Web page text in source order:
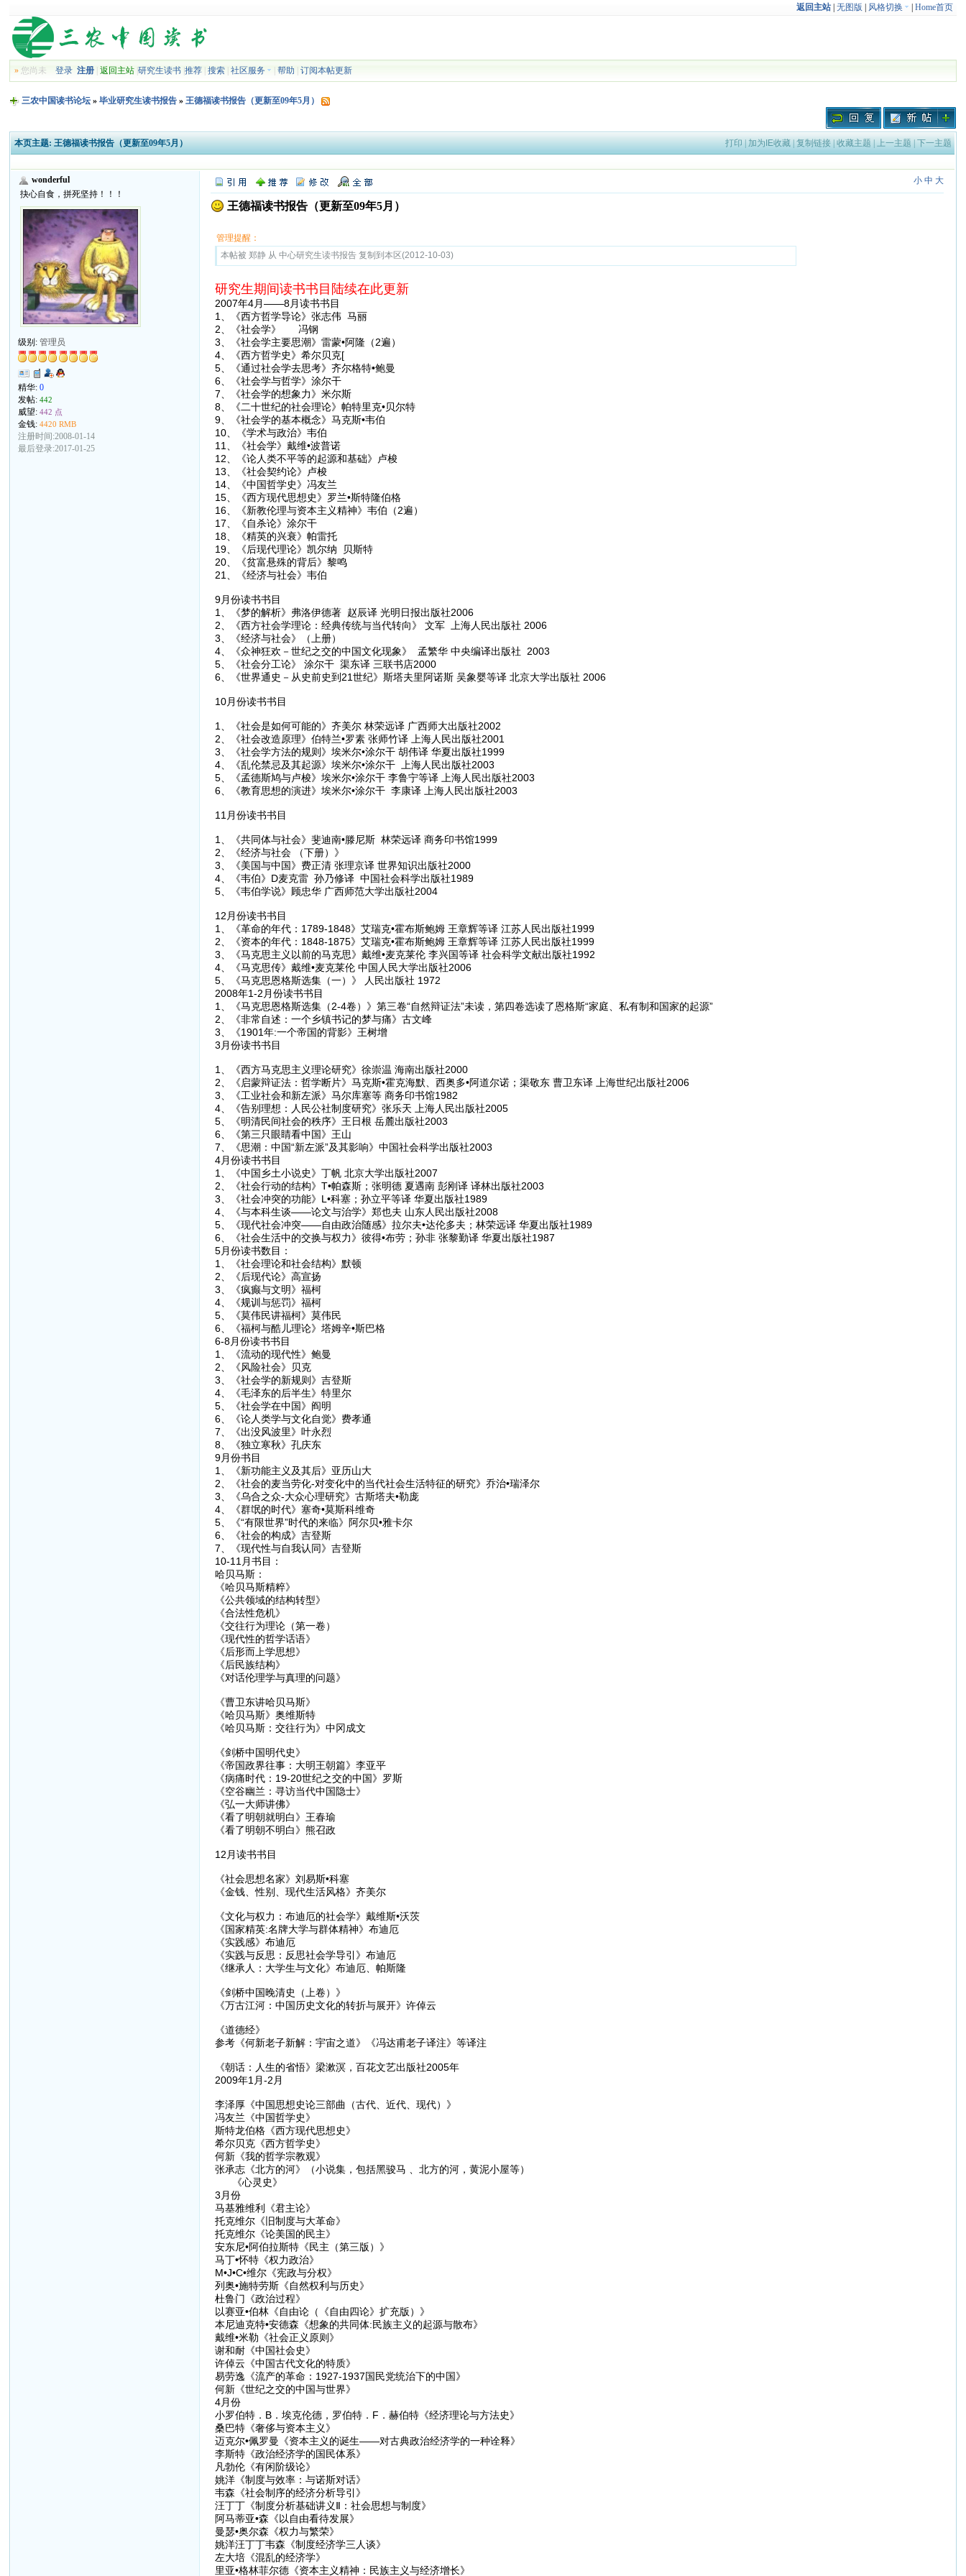
返回主站| 无图版 风格切换 Home首页
» 您尚未登录 注册 |返回主站 |研究生读书 |推荐 |搜索 |社区服务 |帮助 |订阅本帖更新
三农中国读书论坛 »毕业研究生读书报告 »王德福读书报告（更新至09年5月）
本页主题: 王德福读书报告（更新至09年5月） 打印 | 加为IE收藏| 复制链接| 收藏主题 | 上一主题 | 下一主题
wonderful
抉心自食，拼死坚持！！！
级别:管理员
精华:0
发帖:442
威望:442 点
金钱:4420 RMB
注册时间:2008-01-14
最后登录:2017-01-25
小 中 大
王德福读书报告（更新至09年5月）
管理提醒：
本帖被 郑静 从 中心研究生读书报告 复制到本区(2012-10-03)
研究生期间读书书目陆续在此更新
2007年4月——8月读书书目
1、《西方哲学导论》张志伟 马丽
2、《社会学》 冯钢
3、《社会学主要思潮》雷蒙•阿隆（2遍）
4、《西方哲学史》希尔贝克[
5、《通过社会学去思考》齐尔格特•鲍曼
6、《社会学与哲学》涂尔干
7、《社会学的想象力》米尔斯
8、《二十世纪的社会理论》帕特里克•贝尔特
9、《社会学的基本概念》马克斯•韦伯
10、《学术与政治》韦伯
11、《社会学》戴维•波普诺
12、《论人类不平等的起源和基础》卢梭
13、《社会契约论》卢梭
14、《中国哲学史》冯友兰
15、《西方现代思想史》罗兰•斯特隆伯格
16、《新教伦理与资本主义精神》韦伯（2遍）
17、《自杀论》涂尔干
18、《精英的兴衰》帕雷托
19、《后现代理论》凯尔纳 贝斯特
20、《贫富悬殊的背后》黎鸣
21、《经济与社会》韦伯
9月份读书书目
1、《梦的解析》弗洛伊德著 赵辰译 光明日报出版社2006
2、《西方社会学理论：经典传统与当代转向》 文军 上海人民出版社 2006
3、《经济与社会》（上册）
4、《众神狂欢－世纪之交的中国文化现象》 孟繁华 中央编译出版社 2003
5、《社会分工论》 涂尔干 渠东译 三联书店2000
6、《世界通史－从史前史到21世纪》斯塔夫里阿诺斯 吴象婴等译 北京大学出版社 2006
10月份读书书目
1、《社会是如何可能的》齐美尔 林荣远译 广西师大出版社2002
2、《社会改造原理》伯特兰•罗素 张师竹译 上海人民出版社2001
3、《社会学方法的规则》埃米尔•涂尔干 胡伟译 华夏出版社1999
4、《乱伦禁忌及其起源》埃米尔•涂尔干 上海人民出版社2003
5、《孟德斯鸠与卢梭》埃米尔•涂尔干 李鲁宁等译 上海人民出版社2003
6、《教育思想的演进》埃米尔•涂尔干 李康译 上海人民出版社2003
11月份读书书目
1、《共同体与社会》斐迪南•滕尼斯 林荣远译 商务印书馆1999
2、《经济与社会 （下册）》
3、《美国与中国》费正清 张理京译 世界知识出版社2000
4、《韦伯》D麦克雷 孙乃修译 中国社会科学出版社1989
5、《韦伯学说》顾忠华 广西师范大学出版社2004
12月份读书书目
1、《革命的年代：1789-1848》艾瑞克•霍布斯鲍姆 王章辉等译 江苏人民出版社1999
2、《资本的年代：1848-1875》艾瑞克•霍布斯鲍姆 王章辉等译 江苏人民出版社1999
3、《马克思主义以前的马克思》戴维•麦克莱伦 李兴国等译 社会科学文献出版社1992
4、《马克思传》戴维•麦克莱伦 中国人民大学出版社2006
5、《马克思恩格斯选集（一）》 人民出版社 1972
2008年1-2月份读书书目
1、《马克思恩格斯选集（2-4卷）》第三卷“自然辩证法”未读，第四卷选读了恩格斯“家庭、私有制和国家的起源”
2、《非常自述：一个乡镇书记的梦与痛》古文峰
3、《1901年:一个帝国的背影》王树增
3月份读书书目
1、《西方马克思主义理论研究》徐崇温 海南出版社2000
2、《启蒙辩证法：哲学断片》马克斯•霍克海默、西奥多•阿道尔诺；渠敬东 曹卫东译 上海世纪出版社2006
3、《工业社会和新左派》马尔库塞等 商务印书馆1982
4、《告别理想：人民公社制度研究》张乐天 上海人民出版社2005
5、《明清民间社会的秩序》王日根 岳麓出版社2003
6、《第三只眼睛看中国》王山
7、《思潮：中国“新左派”及其影响》中国社会科学出版社2003
4月份读书书目
1、《中国乡土小说史》丁帆 北京大学出版社2007
2、《社会行动的结构》T•帕森斯；张明德 夏遇南 彭刚译 译林出版社2003
3、《社会冲突的功能》L•科塞；孙立平等译 华夏出版社1989
4、《与本科生谈——论文与治学》郑也夫 山东人民出版社2008
5、《现代社会冲突——自由政治随感》拉尔夫•达伦多夫；林荣远译 华夏出版社1989
6、《社会生活中的交换与权力》彼得•布劳；孙非 张黎勤译 华夏出版社1987
5月份读书数目：
1、《社会理论和社会结构》默顿
2、《后现代论》高宣扬
3、《疯癫与文明》福柯
4、《规训与惩罚》福柯
5、《莫伟民讲福柯》莫伟民
6、《福柯与酷儿理论》塔姆辛•斯巴格
6-8月份读书书目
1、《流动的现代性》鲍曼
2、《风险社会》贝克
3、《社会学的新规则》吉登斯
4、《毛泽东的后半生》特里尔
5、《社会学在中国》阎明
6、《论人类学与文化自觉》费孝通
7、《出没风波里》叶永烈
8、《独立寒秋》孔庆东
9月份书目
1、《新功能主义及其后》亚历山大
2、《社会的麦当劳化-对变化中的当代社会生活特征的研究》乔治•瑞泽尔
3、《乌合之众-大众心理研究》古斯塔夫•勒庞
4、《群氓的时代》塞奇•莫斯科维奇
5、《“有限世界”时代的来临》阿尔贝•雅卡尔
6、《社会的构成》吉登斯
7、《现代性与自我认同》吉登斯
10-11月书目：
哈贝马斯：
《哈贝马斯精粹》
《公共领域的结构转型》
《合法性危机》
《交往行为理论（第一卷）
《现代性的哲学话语》
《后形而上学思想》
《后民族结构》
《对话伦理学与真理的问题》
《曹卫东讲哈贝马斯》
《哈贝马斯》奥维斯特
《哈贝马斯：交往行为》中冈成文
《剑桥中国明代史》
《帝国政界往事：大明王朝篇》李亚平
《病痛时代：19-20世纪之交的中国》罗斯
《空谷幽兰：寻访当代中国隐士》
《弘一大师讲佛》
《看了明朝就明白》王春瑜
《看了明朝不明白》熊召政
12月读书书目
《社会思想名家》刘易斯•科塞
《金钱、性别、现代生活风格》齐美尔
《文化与权力：布迪厄的社会学》戴维斯•沃茨
《国家精英:名牌大学与群体精神》布迪厄
《实践感》布迪厄
《实践与反思：反思社会学导引》布迪厄
《继承人：大学生与文化》布迪厄、帕斯隆
《剑桥中国晚清史（上卷）》
《万古江河：中国历史文化的转折与展开》许倬云
《道德经》
参考《何新老子新解：宇宙之道》《冯达甫老子译注》等译注
《朝话：人生的省悟》梁漱溟，百花文艺出版社2005年
2009年1月-2月
李泽厚《中国思想史论三部曲（古代、近代、现代）》
冯友兰《中国哲学史》
斯特龙伯格《西方现代思想史》
希尔贝克《西方哲学史》
何新《我的哲学宗教观》
张承志《北方的河》（小说集，包括黑骏马 、北方的河，黄泥小屋等）
《心灵史》
3月份
马基雅维利《君主论》
托克维尔《旧制度与大革命》
托克维尔《论美国的民主》
安东尼•阿伯拉斯特《民主（第三版）》
马丁•怀特《权力政治》
M•J•C•维尔《宪政与分权》
列奥•施特劳斯《自然权利与历史》
杜鲁门《政治过程》
以赛亚•伯林《自由论（《自由四论》扩充版）》
本尼迪克特•安德森《想象的共同体:民族主义的起源与散布》
戴维•米勒《社会正义原则》
谢和耐《中国社会史》
许倬云《中国古代文化的特质》
易劳逸《流产的革命：1927-1937国民党统治下的中国》
何新《世纪之交的中国与世界》
4月份
小罗伯特．B．埃克伦德，罗伯特．F．赫伯特《经济理论与方法史》
桑巴特《奢侈与资本主义》
迈克尔•佩罗曼《资本主义的诞生——对古典政治经济学的一种诠释》
李斯特《政治经济学的国民体系》
凡勃伦《有闲阶级论》
姚洋《制度与效率：与诺斯对话》
韦森《社会制序的经济分析导引》
汪丁丁《制度分析基础讲义Ⅱ：社会思想与制度》
阿马蒂亚•森《以自由看待发展》
曼瑟•奥尔森《权力与繁荣》
姚洋汪丁丁韦森《制度经济学三人谈》
左大培《混乱的经济学》
里亚•格林菲尔德《资本主义精神：民族主义与经济增长》